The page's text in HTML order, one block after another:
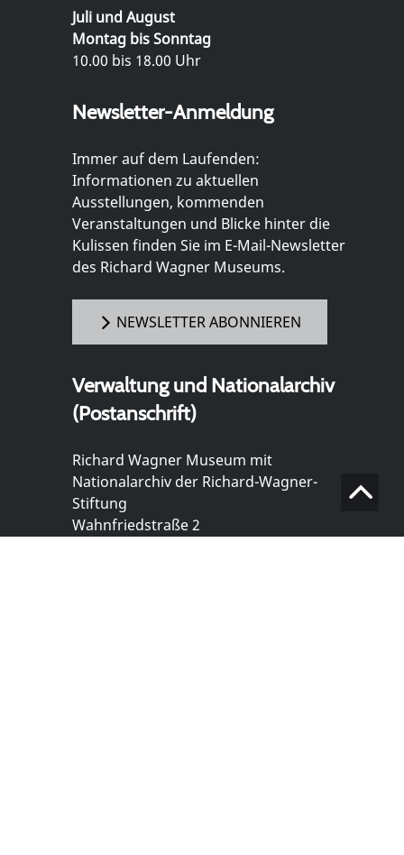
Juli und August
Montag bis Sonntag
10.00 bis 18.00 Uhr
Newsletter-Anmeldung
Immer auf dem Laufenden:
Informationen zu aktuellen
Ausstellungen, kommenden
Veranstaltungen und Blicke hinter die
Kulissen finden Sie im E-Mail-Newsletter
des Richard Wagner Museums.
NEWSLETTER ABONNIEREN
Verwaltung und Nationalarchiv
(Postanschrift)
Richard Wagner Museum mit
Nationalarchiv der Richard-Wagner-
Stiftung
Wahnfriedstraße 2